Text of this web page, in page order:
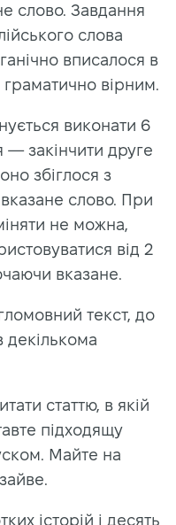
слово. Завдання
слова
вписалося в
вірним.
виконати 6
— закінчити друге
збіглося з
слово. При
не можна,
від 2
вказане.
текст, до
декількома
статтю, в якій
підходящу
Майте на
історій і десять